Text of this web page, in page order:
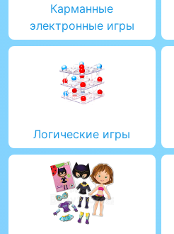
Карманные
электронные игры
Логические игры